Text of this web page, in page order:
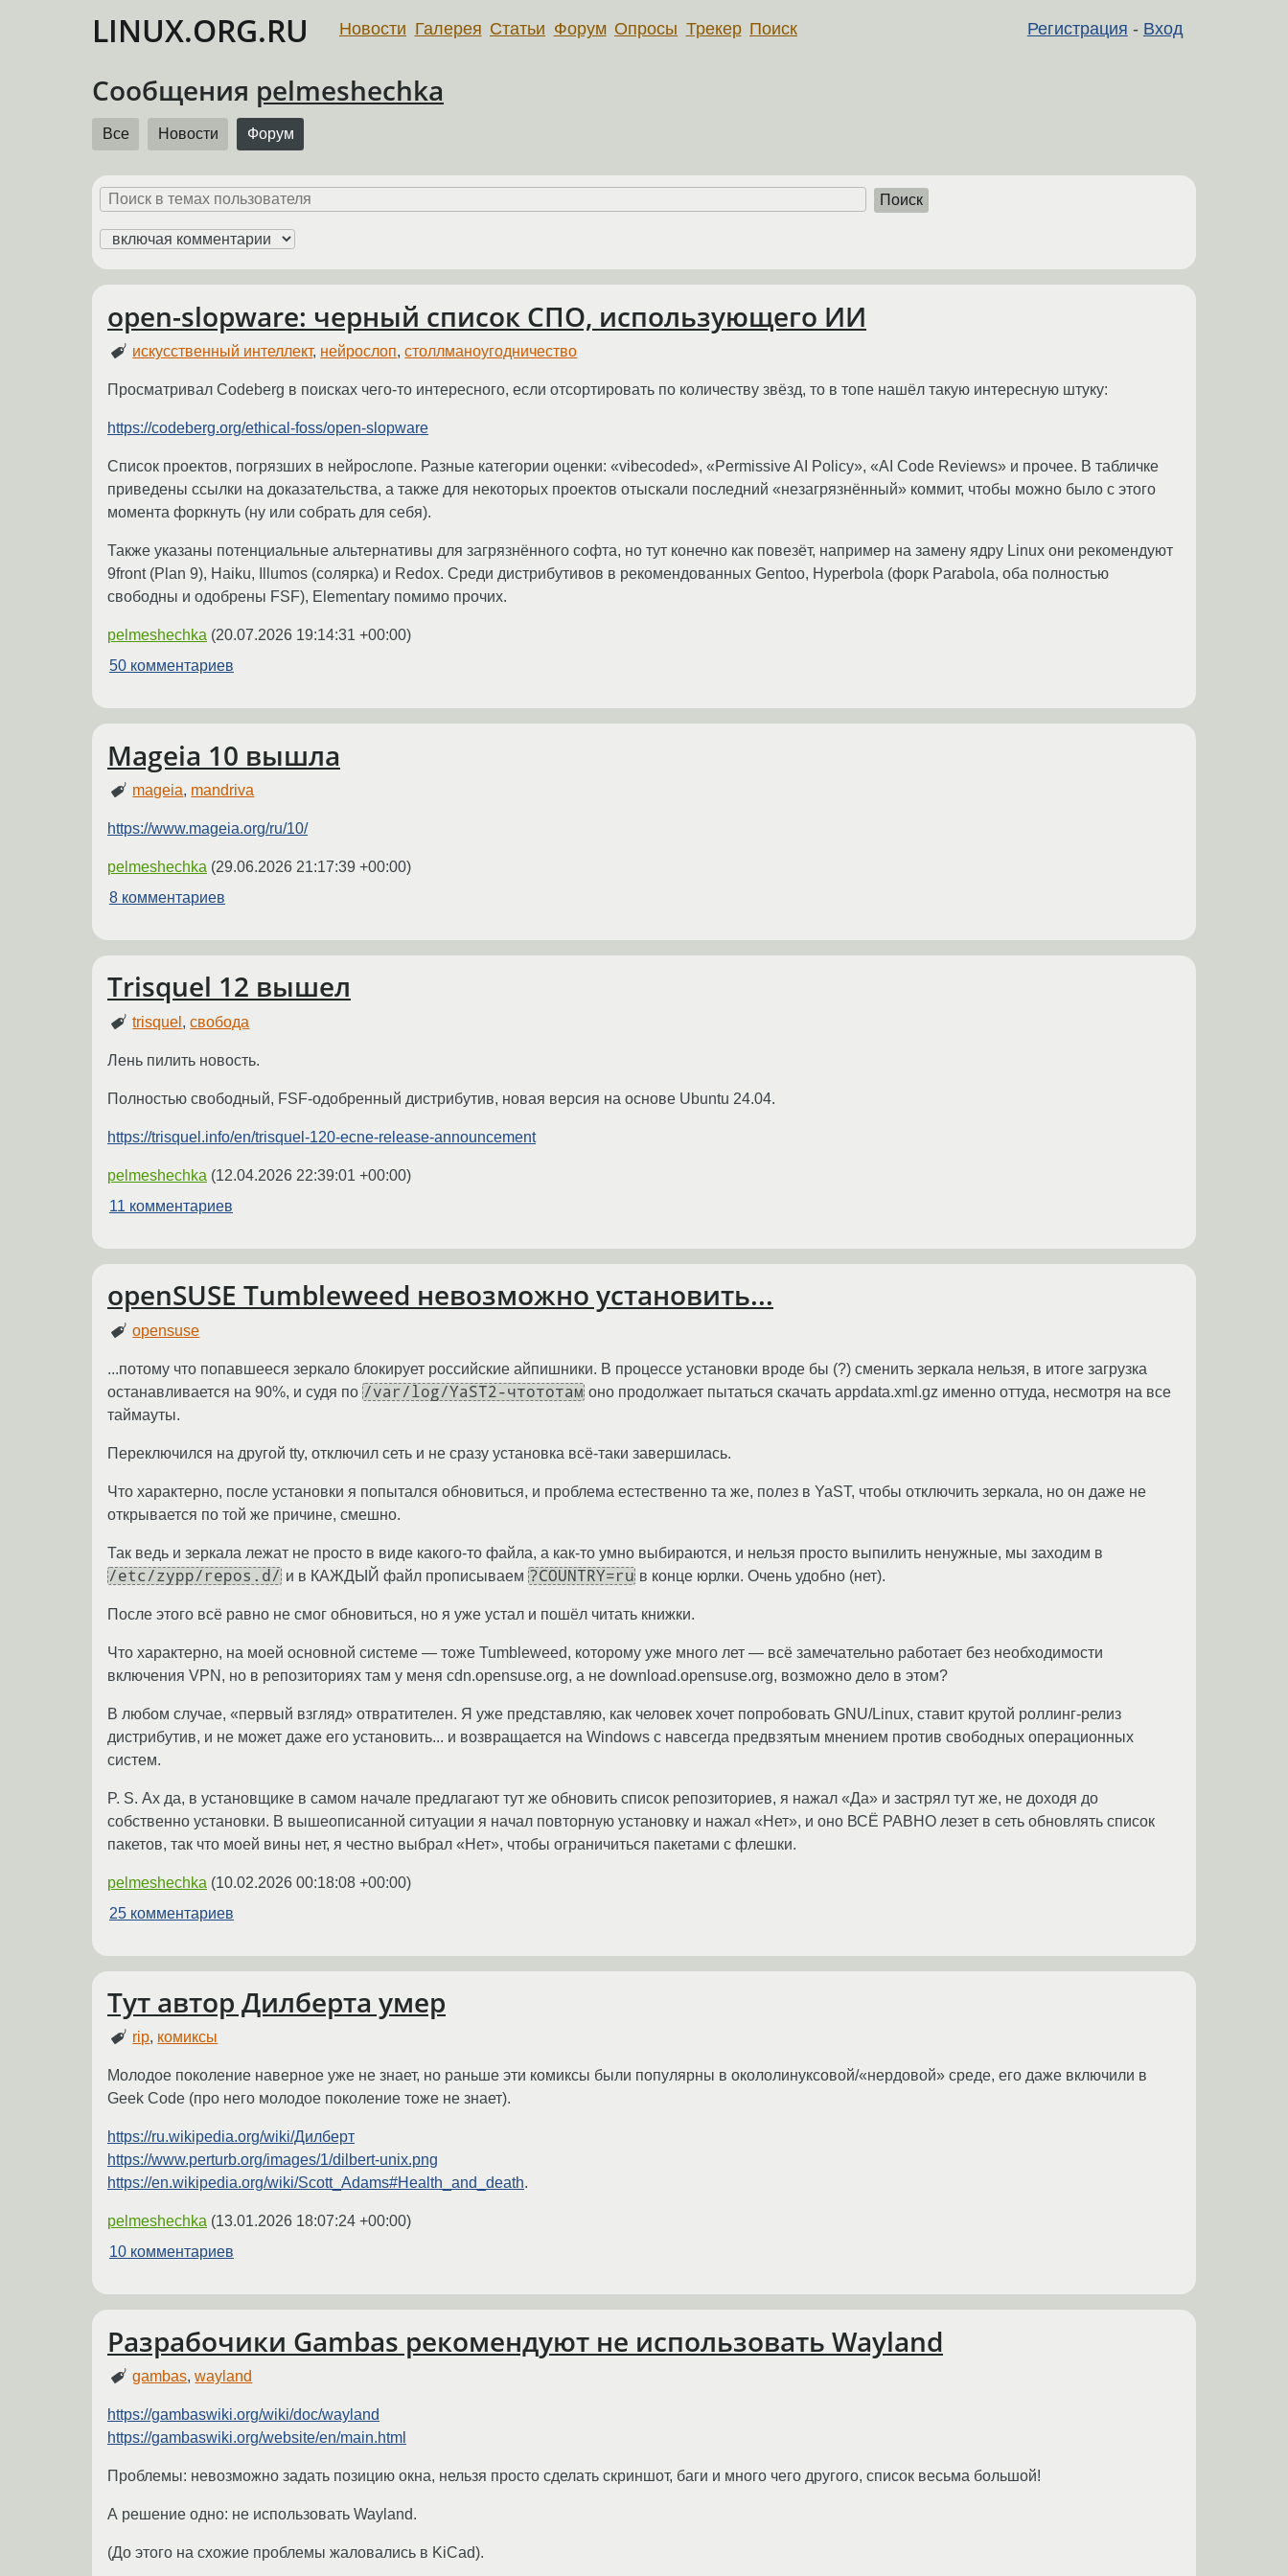
LINUX.ORG.RU Регистрация - Вход
Новости Галерея Статьи Форум Опросы Трекер Поиск
Сообщения pelmeshechka
Все Новости Форум
Поиск
open-slopware: черный список СПО, использующего ИИ
искусственный интеллект, нейрослоп,столлманоугодничество
Просматривал Codeberg в поисках чего-то интересного, если отсортировать по количеству звёзд, то в топе нашёл такую интересную штуку:
https://codeberg.org/ethical-foss/open-slopware
Список проектов, погрязших в нейрослопе. Разные категории оценки: «vibecoded», «Permissive AI Policy», «AI Code Reviews» и прочее. В табличке
приведены ссылки на доказательства, а также для некоторых проектов отыскали последний «незагрязнённый» коммит, чтобы можно было с этого
момента форкнуть (ну или собрать для себя).
Также указаны потенциальные альтернативы для загрязнённого софта, но тут конечно как повезёт, например на замену ядру Linux они рекомендуют
9front (Plan 9), Haiku, Illumos (солярка) и Redox. Среди дистрибутивов в рекомендованных Gentoo, Hyperbola (форк Parabola, оба полностью
свободны и одобрены FSF), Elementary помимо прочих.
pelmeshechka (20.07.2026 19:14:31 +00:00)
50 комментариев
Mageia 10 вышла
mageia, mandriva
https://www.mageia.org/ru/10/
pelmeshechka (29.06.2026 21:17:39 +00:00)
8 комментариев
Trisquel 12 вышел
trisquel ,свобода
Лень пилить новость.
Полностью свободный, FSF-одобренный дистрибутив, новая версия на основе Ubuntu 24.04.
https://trisquel.info/en/trisquel-120-ecne-release-announcement
pelmeshechka (12.04.2026 22:39:01 +00:00)
11 комментариев
openSUSE Tumbleweed невозможно установить...
opensuse
...потому что попавшееся зеркало блокирует российские айпишники. В процессе установки вроде бы (?) сменить зеркала нельзя, в итоге загрузка
останавливается на 90%, и судя по /var/log/YaST2-чтототам оно продолжает пытаться скачать appdata.xml.gz именно оттуда, несмотря на все
таймауты.
Переключился на другой tty, отключил сеть и не сразу установка всё-таки завершилась.
Что характерно, после установки я попытался обновиться, и проблема естественно та же, полез в YaST, чтобы отключить зеркала, но он даже не
открывается по той же причине, смешно.
Так ведь и зеркала лежат не просто в виде какого-то файла, а как-то умно выбираются, и нельзя просто выпилить ненужные, мы заходим в
/etc/zypp/repos.d/ и в КАЖДЫЙ файл прописываем ?COUNTRY=ru в конце юрлки. Очень удобно (нет).
После этого всё равно не смог обновиться, но я уже устал и пошёл читать книжки.
Что характерно, на моей основной системе — тоже Tumbleweed, которому уже много лет — всё замечательно работает без необходимости
включения VPN, но в репозиториях там у меня cdn.opensuse.org, а не download.opensuse.org, возможно дело в этом?
В любом случае, «первый взгляд» отвратителен. Я уже представляю, как человек хочет попробовать GNU/Linux, ставит крутой роллинг-релиз
дистрибутив, и не может даже его установить... и возвращается на Windows с навсегда предвзятым мнением против свободных операционных
систем.
P. S. Ах да, в установщике в самом начале предлагают тут же обновить список репозиториев, я нажал «Да» и застрял тут же, не доходя до
собственно установки. В вышеописанной ситуации я начал повторную установку и нажал «Нет», и оно ВСЁ РАВНО лезет в сеть обновлять список
пакетов, так что моей вины нет, я честно выбрал «Нет», чтобы ограничиться пакетами с флешки.
pelmeshechka (10.02.2026 00:18:08 +00:00)
25 комментариев
Тут автор Дилберта умер
rip, комиксы
Молодое поколение наверное уже не знает, но раньше эти комиксы были популярны в окололинуксовой/«нердовой» среде, его даже включили в
Geek Code (про него молодое поколение тоже не знает).
https://ru.wikipedia.org/wiki/Дилберт
https://www.perturb.org/images/1/dilbert-unix.png
https://en.wikipedia.org/wiki/Scott_Adams#Health_and_death.
pelmeshechka (13.01.2026 18:07:24 +00:00)
10 комментариев
Разрабочики Gambas рекомендуют не использовать Wayland
gambas,wayland
https://gambaswiki.org/wiki/doc/wayland
https://gambaswiki.org/website/en/main.html
Проблемы: невозможно задать позицию окна, нельзя просто сделать скриншот, баги и много чего другого, список весьма большой!
А решение одно: не использовать Wayland.
(До этого на схожие проблемы жаловались в KiCad).